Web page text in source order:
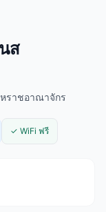
ส
ราชอาณาจักร
✓ WiFi ฟรี